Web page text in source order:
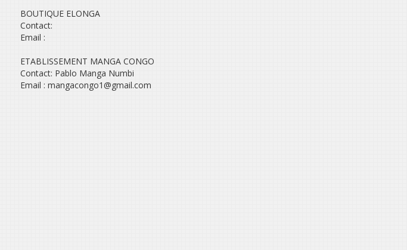
BOUTIQUE ELONGA
Contact:
Email :
ETABLISSEMENT MANGA CONGO
Contact: Pablo Manga Numbi
Email : mangacongo1@gmail.com